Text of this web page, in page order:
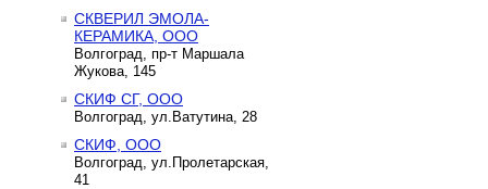
СКВЕРИЛ ЭМОЛА-
КЕРАМИКА, ООО
Волгоград, пр-т Маршала
Жукова, 145
СКИФ СГ, ООО
Волгоград, ул.Ватутина, 28
СКИФ, ООО
Волгоград, ул.Пролетарская,
41